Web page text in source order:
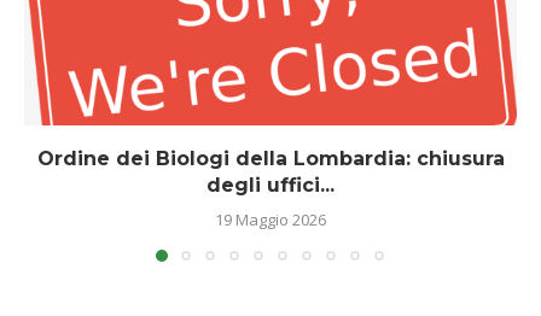
Ordine dei Biologi della Lombardia: chiusura
degli uffici...
19 Maggio 2026